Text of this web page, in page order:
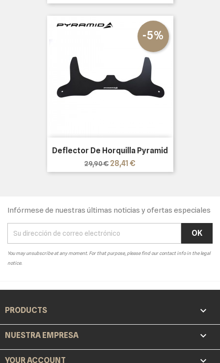
Deflector De Horquilla Pyramid
Precio
base
29,90 €
-5%
Precio
28,41 €
Infórmese de nuestras últimas noticias y ofertas especiales
You may unsubscribe at any moment. For that purpose, please find our contact info in the legal
notice.
PRODUCTS 
NUESTRA EMPRESA 
YOUR ACCOUNT